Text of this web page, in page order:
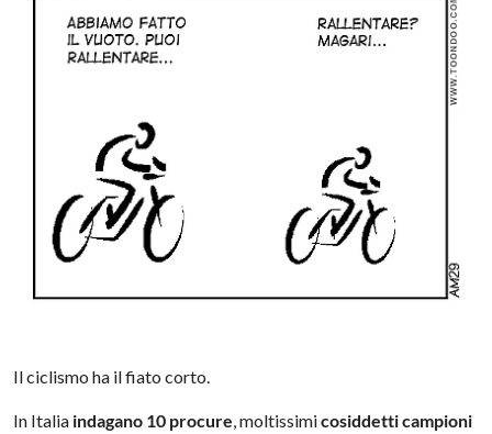
Il ciclismo ha il fiato corto.
In Italia indagano 10 procure, moltissimicosiddetti campioni